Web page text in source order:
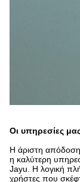
Οι υπηρεσίες
Η άριστη απόδοση
η καλύτερη
Jayu. Η λογική
χρήστες που